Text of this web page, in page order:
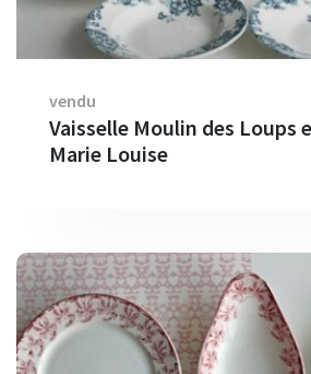
vendu
Vaisselle Moulin des Loups
Marie Louise